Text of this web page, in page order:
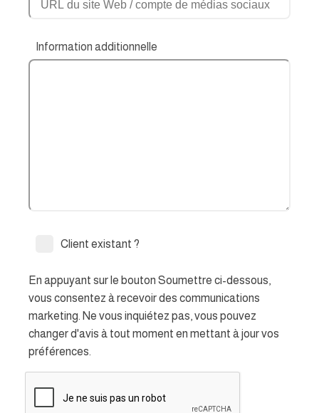
Information additionnelle
Client existant ?
En appuyant sur le bouton Soumettre ci-dessous,
vous consentez à recevoir des communications
marketing. Ne vous inquiétez pas, vous pouvez
changer d'avis à tout moment en mettant à jour vos
préférences.